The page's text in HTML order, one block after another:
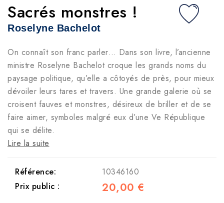
Sacrés monstres !
Roselyne Bachelot
On connaît son franc parler… Dans son livre, l’ancienne
ministre Roselyne Bachelot croque les grands noms du
paysage politique, qu’elle a côtoyés de près, pour mieux
dévoiler leurs tares et travers. Une grande galerie où se
croisent fauves et monstres, désireux de briller et de se
faire aimer, symboles malgré eux d’une Ve République
qui se délite.
Lire la suite
Référence:
10346160
Prix public :
20,00 €